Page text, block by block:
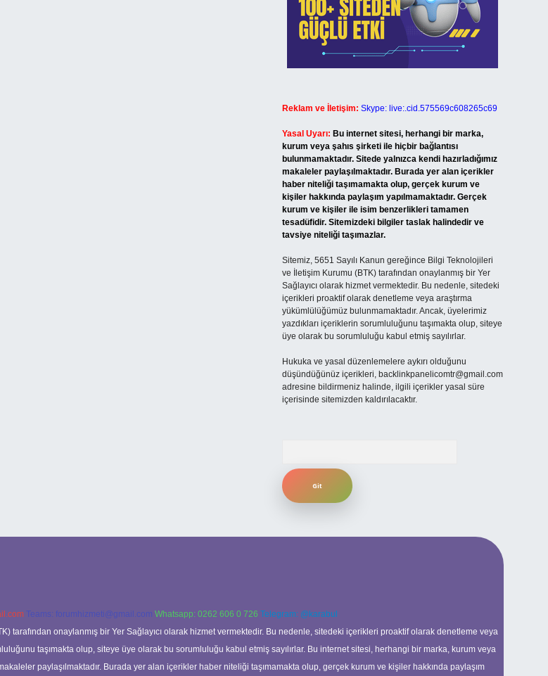
Reklam ve İletişim: Skype: live:.cid.575569c608265c69
Yasal Uyarı: Bu internet sitesi, herhangi bir marka,
kurum veya şahıs şirketi ile hiçbir bağlantısı
bulunmamaktadır. Sitede yalnızca kendi hazırladığımız
makaleler paylaşılmaktadır. Burada yer alan içerikler
haber niteliği taşımamakta olup, gerçek kurum ve
kişiler hakkında paylaşım yapılmamaktadır. Gerçek
kurum ve kişiler ile isim benzerlikleri tamamen
tesadüfidir. Sitemizdeki bilgiler taslak halindedir ve
tavsiye niteliği taşımazlar.
Sitemiz, 5651 Sayılı Kanun gereğince Bilgi Teknolojileri
ve İletişim Kurumu (BTK) tarafından onaylanmış bir Yer
Sağlayıcı olarak hizmet vermektedir. Bu nedenle, sitedeki
içerikleri proaktif olarak denetleme veya araştırma
yükümlülüğümüz bulunmamaktadır. Ancak, üyelerimiz
yazdıkları içeriklerin sorumluluğunu taşımakta olup, siteye
üye olarak bu sorumluluğu kabul etmiş sayılırlar.
Hukuka ve yasal düzenlemelere aykırı olduğunu
düşündüğünüz içerikleri, backlinkpanelicomtr@gmail.com
adresine bildirmeniz halinde, ilgili içerikler yasal süre
içerisinde sitemizden kaldırılacaktır.
Teams: forumhizmeti@gmail.com Whatsapp: 0262 606 0 726 Telegram: @karabul
tarafından onaylanmış bir Yer Sağlayıcı olarak hizmet vermektedir. Bu nedenle, sitedeki içerikleri proaktif olarak denetleme veya
taşımakta olup, siteye üye olarak bu sorumluluğu kabul etmiş sayılırlar. Bu internet sitesi, herhangi bir marka, kurum veya
paylaşılmaktadır. Burada yer alan içerikler haber niteliği taşımamakta olup, gerçek kurum ve kişiler hakkında paylaşım